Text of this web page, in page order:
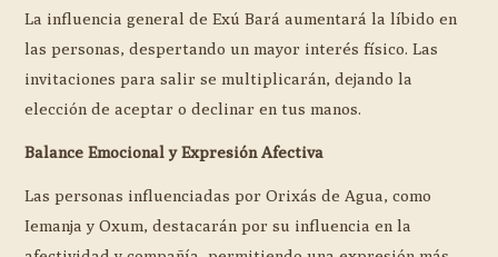
La influencia general de Exú Bará aumentará la líbido en
las personas, despertando un mayor interés físico. Las
invitaciones para salir se multiplicarán, dejando la
elección de aceptar o declinar en tus manos.
Balance Emocional y Expresión Afectiva
Las personas influenciadas por Orixás de Agua, como
Iemanja y Oxum, destacarán por su influencia en la